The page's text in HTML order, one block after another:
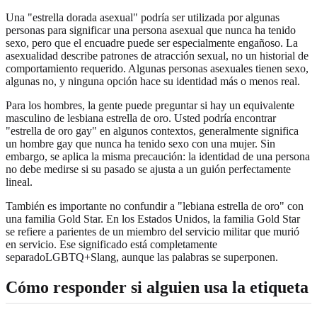
Una "estrella dorada asexual" podría ser utilizada por algunas
personas para significar una persona asexual que nunca ha tenido
sexo, pero que el encuadre puede ser especialmente engañoso. La
asexualidad describe patrones de atracción sexual, no un historial de
comportamiento requerido. Algunas personas asexuales tienen sexo,
algunas no, y ninguna opción hace su identidad más o menos real.
Para los hombres, la gente puede preguntar si hay un equivalente
masculino de lesbiana estrella de oro. Usted podría encontrar
"estrella de oro gay" en algunos contextos, generalmente significa
un hombre gay que nunca ha tenido sexo con una mujer. Sin
embargo, se aplica la misma precaución: la identidad de una persona
no debe medirse si su pasado se ajusta a un guión perfectamente
lineal.
También es importante no confundir a "lebiana estrella de oro" con
una familia Gold Star. En los Estados Unidos, la familia Gold Star
se refiere a parientes de un miembro del servicio militar que murió
en servicio. Ese significado está completamente
separadoLGBTQ+Slang, aunque las palabras se superponen.
Cómo responder si alguien usa la etiqueta